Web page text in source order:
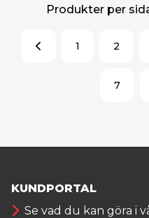
Produkter per
1 2
7
KUNDPORTAL
Se vad du kan göra i